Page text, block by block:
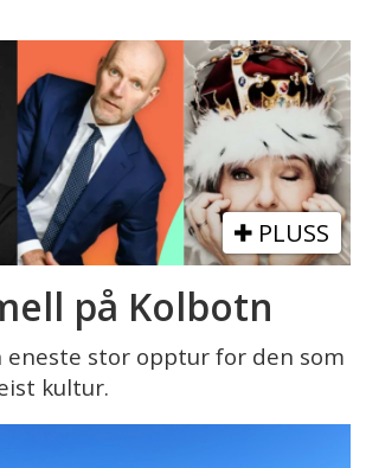
PLUSS
på Kolbotn
eneste stor opptur for den som
kultur.